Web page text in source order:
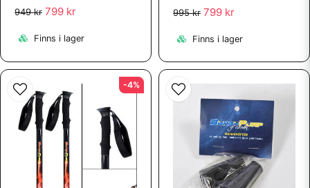
949 kr 799 kr
Finns i lager
995 kr 799 kr
Finns i lager
-4%